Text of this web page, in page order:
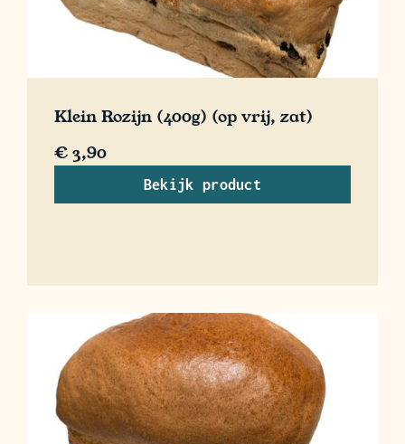
Klein Rozijn (400g) (op vrij, zat)
€3,90
Bekijk product